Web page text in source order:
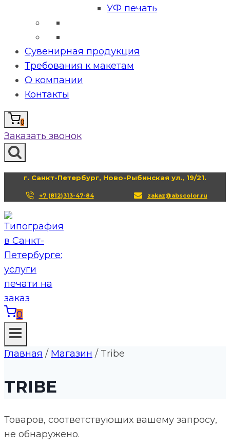
УФ печать
Сувенирная продукция
Требования к макетам
О компании
Контакты
0
Заказать звонок
г. Санкт-Петербург, Ново-Рыбинская ул., 19/21.
+7 (812)313-47-84 zakaz@abscolor.ru
0
Главная / Магазин / Tribe
TRIBE
Товаров, соответствующих вашему запросу,
не обнаружено.